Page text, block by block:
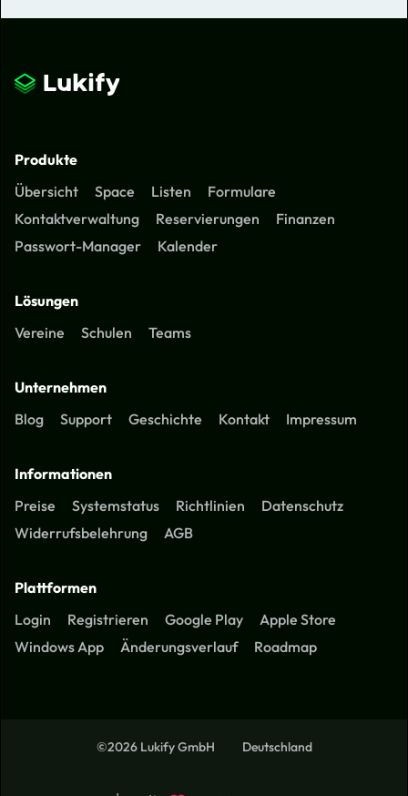
Produkte
Übersicht
Space Listen
Formulare
Kontaktverwaltung
Reservierungen
Finanzen
Passwort-Manager
Kalender
Lösungen
Vereine
Schulen Teams
Unternehmen
Blog
Support Geschichte Kontakt Impressum
Informationen
Preise
Systemstatus Richtlinien
Datenschutz
Widerrufsbelehrung
AGB
Plattformen
Login
Registrieren Google Play
Apple Store
Windows App
Änderungsverlauf Roadmap
©2026 Lukify GmbH Deutschland